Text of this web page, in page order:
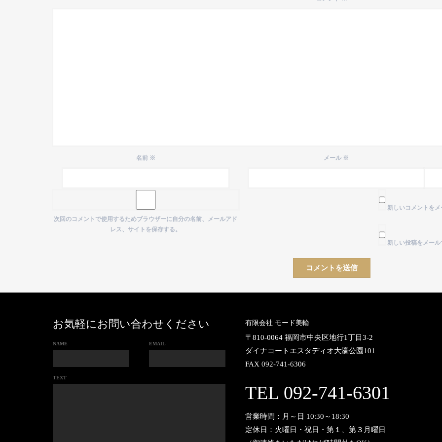
名前 ※ メール ※
次回のコメントで使用するためブラウザーに自分の名前、メールアド
レス、サイトを保存する。
新しいコメントをメ
新しい投稿をメール
お気軽にお問い合わせください
NAME EMAIL
TEXT
有限会社 モード美輪
〒810-0064 福岡市中央区地行1丁目3-2
ダイナコートエスタディオ大濠公園101
FAX 092-741-6306
TEL 092-741-6301
営業時間：月～日 10:30～18:30
定休日：火曜日・祝日・第１、第３月曜日